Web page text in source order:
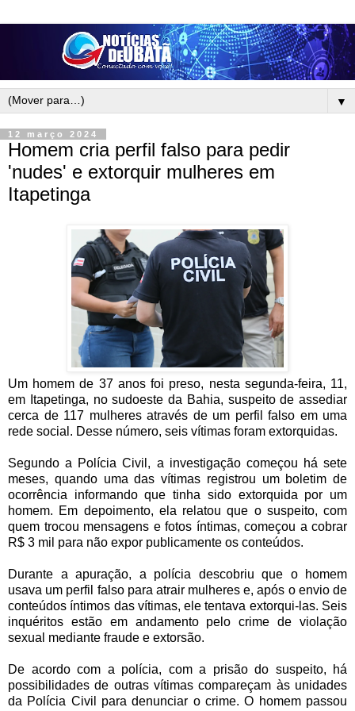
▼
12 março 2024
Homem cria perfil falso para pedir
'nudes' e extorquir mulheres em
Itapetinga
Um homem de 37 anos foi preso, nesta segunda-feira, 11,
em Itapetinga, no sudoeste da Bahia, suspeito de assediar
cerca de 117 mulheres através de um perfil falso em uma
rede social. Desse número, seis vítimas foram extorquidas.
Segundo a Polícia Civil, a investigação começou há sete
meses, quando uma das vítimas registrou um boletim de
ocorrência informando que tinha sido extorquida por um
homem. Em depoimento, ela relatou que o suspeito, com
quem trocou mensagens e fotos íntimas, começou a cobrar
R$ 3 mil para não expor publicamente os conteúdos.
Durante a apuração, a polícia descobriu que o homem
usava um perfil falso para atrair mulheres e, após o envio de
conteúdos íntimos das vítimas, ele tentava extorqui-las. Seis
inquéritos estão em andamento pelo crime de violação
sexual mediante fraude e extorsão.
De acordo com a polícia, com a prisão do suspeito, há
possibilidades de outras vítimas compareçam às unidades
da Polícia Civil para denunciar o crime. O homem passou